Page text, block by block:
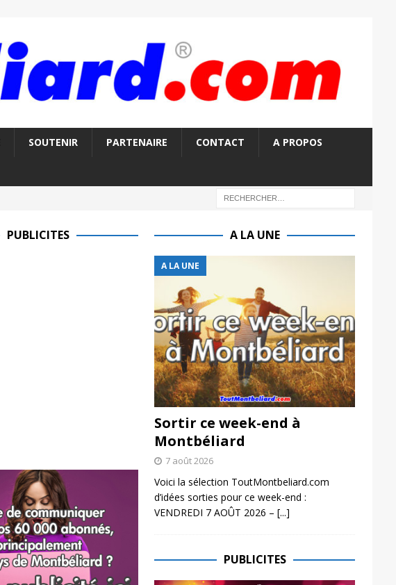
SOUTENIR PARTENAIRE CONTACT A PROPOS
PUBLICITES A LA UNE
A LA UNE
Sortir ce week-end à
Montbéliard
7 août 2026
Voici la sélection ToutMontbeliard.com
d’idées sorties pour ce week-end :
VENDREDI 7 AOÛT 2026 – [...]
PUBLICITES